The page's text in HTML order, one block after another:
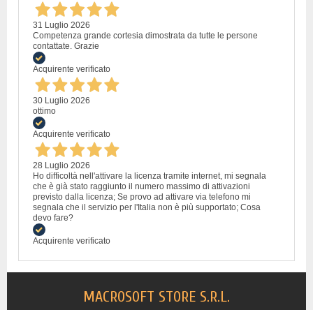
31 Luglio 2026
Competenza grande cortesia dimostrata da tutte le persone
contattate. Grazie
Acquirente verificato
30 Luglio 2026
ottimo
Acquirente verificato
28 Luglio 2026
Ho difficoltà nell'attivare la licenza tramite internet, mi segnala
che è già stato raggiunto il numero massimo di attivazioni
previsto dalla licenza; Se provo ad attivare via telefono mi
segnala che il servizio per l'Italia non è più supportato; Cosa
devo fare?
Acquirente verificato
MACROSOFT STORE S.R.L.